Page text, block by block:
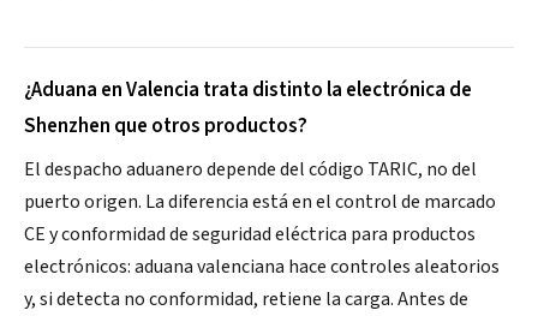
¿Aduana en Valencia trata distinto la electrónica de
Shenzhen que otros productos?
El despacho aduanero depende del código TARIC, no del
puerto origen. La diferencia está en el control de marcado
CE y conformidad de seguridad eléctrica para productos
electrónicos: aduana valenciana hace controles aleatorios
y, si detecta no conformidad, retiene la carga. Antes de